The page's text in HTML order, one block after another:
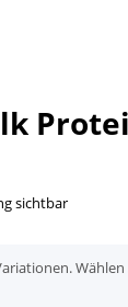
sichtbar